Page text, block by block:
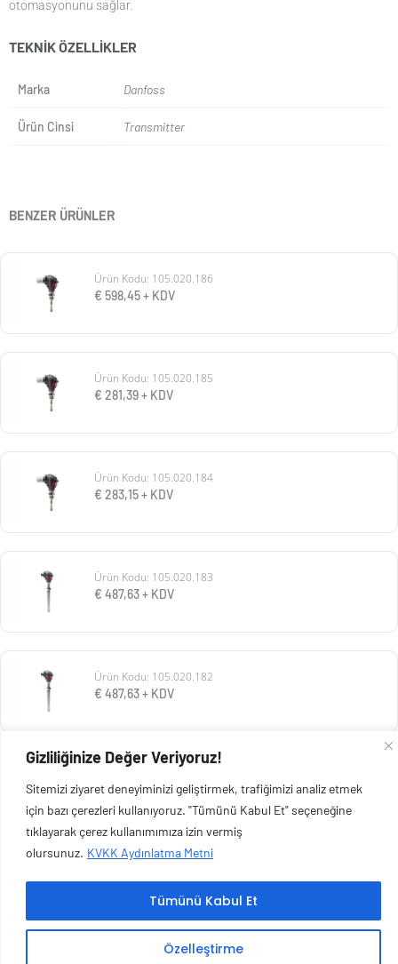
Gizliliğinize Değer Veriyoruz!
Sitemizi ziyaret deneyiminizi geliştirmek, trafiğimizi analiz etmek
için bazı çerezleri kullanıyoruz. "Tümünü Kabul Et" seçeneğine
tıklayarak çerez kullanımımıza izin vermiş
olursunuz. KVKK Aydınlatma Metni
Özelleştirme
Tümünü Kabul Et
otomasyonunu sağlar.
TEKNIK ÖZELLIKLER
Marka Danfoss
Ürün Cinsi Transmitter
BENZER ÜRÜNLER
Ürün Kodu: 105.020.186
€ 598,45+ KDV
Ürün Kodu: 105.020.185
€ 281,39+ KDV
Ürün Kodu: 105.020.184
€ 283,15+ KDV
Ürün Kodu: 105.020.183
€ 487,63+ KDV
Ürün Kodu: 105.020.182
€ 487,63+ KDV
€487,63+ KDV
Copyright © 2026 Esen Isıtma Soğutma İnşaat Ltd Şti | Tüm Hakları Saklıdır.